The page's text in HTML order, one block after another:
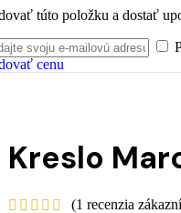
túto položku a dostať
cenu
Kreslo
(1 recenzia